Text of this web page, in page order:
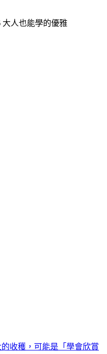
大人也能學的優雅
收穫，可能是「學會欣賞